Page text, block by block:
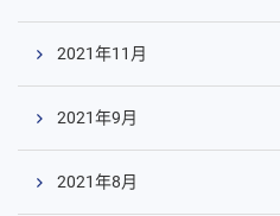
2021年11月
2021年9月
2021年8月